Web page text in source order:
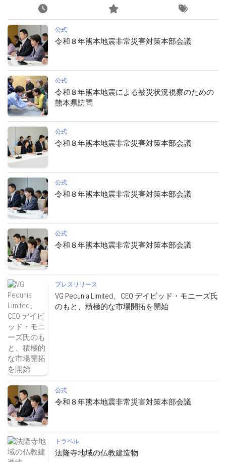
公式
令和８年熊本地震非常災害対策本部会議
公式
令和８年熊本地震による被災状況視察のための
熊本県訪問
公式
令和８年熊本地震非常災害対策本部会議
公式
令和８年熊本地震非常災害対策本部会議
公式
令和８年熊本地震非常災害対策本部会議
プレスリリース
VG Pecunia Limited、CEO デイビッド・モニーズ氏
のもと、積極的な市場開拓を開始
公式
令和８年熊本地震非常災害対策本部会議
トラベル
法隆寺地域の仏教建造物